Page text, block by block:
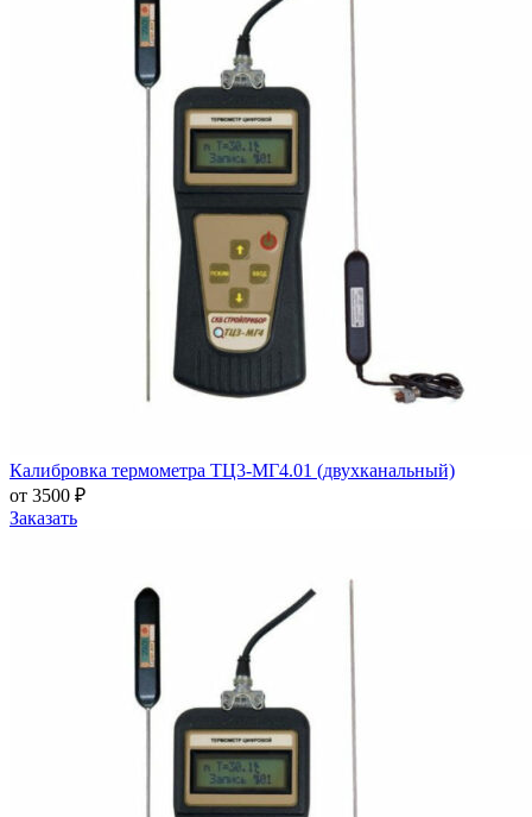
Калибровка термометра ТЦ3-МГ4.01 (двухканальный)
от 3500 ₽
Заказать